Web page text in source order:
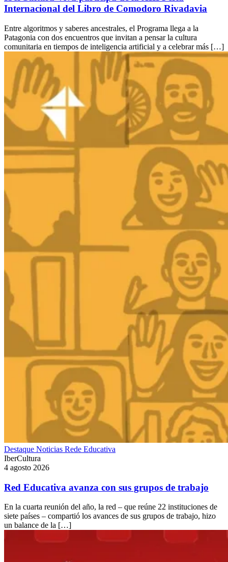
Internacional del Libro de Comodoro Rivadavia
Entre algoritmos y saberes ancestrales, el Programa llega a la
Patagonia con dos encuentros que invitan a pensar la cultura
comunitaria en tiempos de inteligencia artificial y a celebrar más […]
Destaque Noticias Rede Educativa
IberCultura
4 agosto 2026
Red Educativa avanza con sus grupos de trabajo
En la cuarta reunión del año, la red – que reúne 22 instituciones de
siete países – compartió los avances de sus grupos de trabajo, hizo
un balance de la […]